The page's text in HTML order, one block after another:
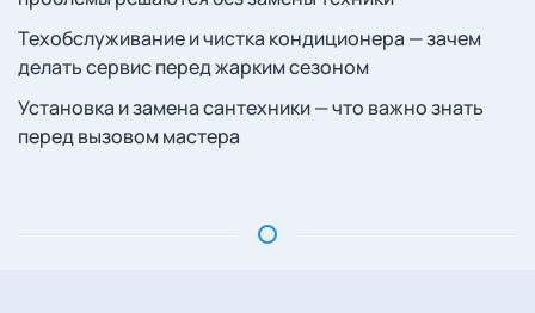
Техобслуживание и чистка кондиционера — зачем
делать сервис перед жарким сезоном
Установка и замена сантехники — что важно знать
перед вызовом мастера